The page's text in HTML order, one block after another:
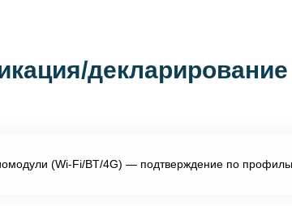
(Wi-Fi/BT/4G) — подтверждение по